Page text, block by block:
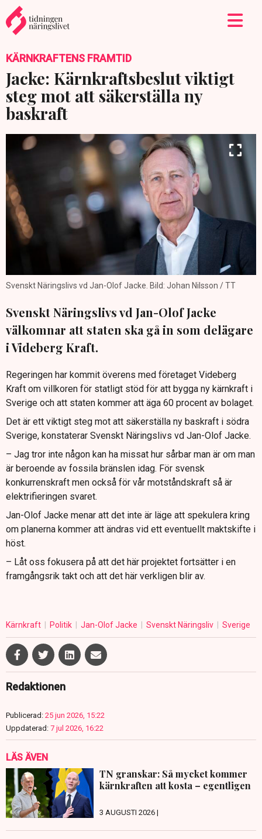
KÄRNKRAFTENS FRAMTID
Jacke: Kärnkraftsbeslut viktigt
steg mot att säkerställa ny
baskraft
Svenskt Näringslivs vd Jan-Olof Jacke. Bild: Johan Nilsson / TT
Svenskt Näringslivs vd Jan-Olof Jacke
välkomnar att staten ska gå in som delägare
i Videberg Kraft.
Regeringen har kommit överens med företaget Videberg
Kraft om villkoren för statligt stöd för att bygga ny kärnkraft i
Sverige och att staten kommer att äga 60 procent av bolaget.
Det är ett viktigt steg mot att säkerställa ny baskraft i södra
Sverige, konstaterar Svenskt Näringslivs vd Jan-Olof Jacke.
– Jag tror inte någon kan ha missat hur sårbar man är om man
är beroende av fossila bränslen idag. För svensk
konkurrenskraft men också för vår motståndskraft så är
elektrifieringen svaret.
Jan-Olof Jacke menar att det inte är läge att spekulera kring
om planerna kommer att ändras vid ett eventuellt maktskifte i
höst.
– Låt oss fokusera på att det här projektet fortsätter i en
framgångsrik takt och att det här verkligen blir av.
Kärnkraft Politik Jan-Olof Jacke Svenskt Näringsliv Sverige
Redaktionen
Publicerad: 25 jun 2026, 15:22
Uppdaterad: 7 jul 2026, 16:22
LÄS ÄVEN
TN granskar: Så mycket kommer
kärnkraften att kosta – egentligen
3 AUGUSTI 2026 |